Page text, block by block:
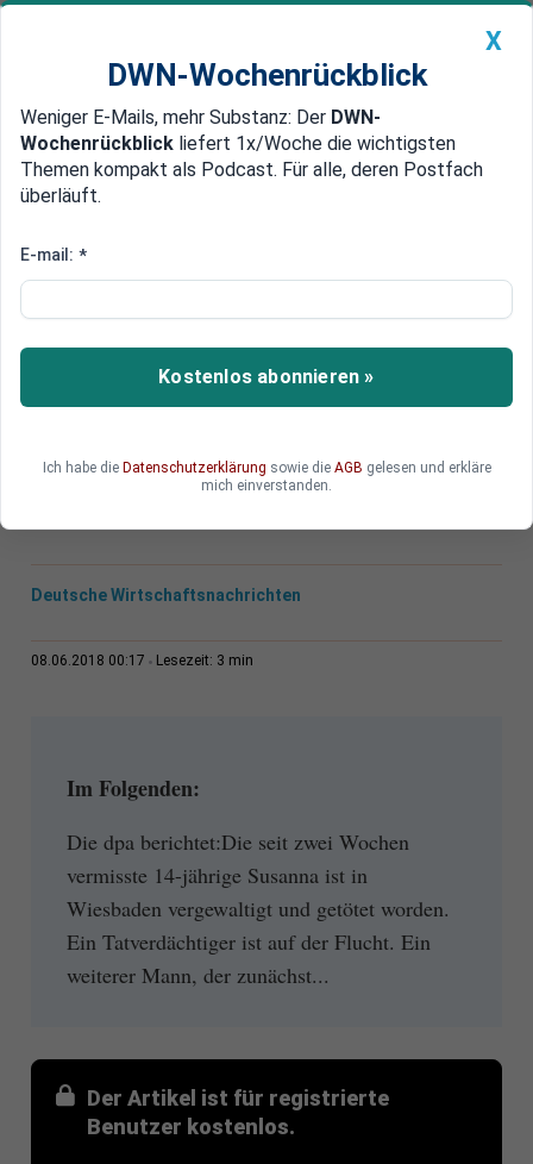
Newsticker MEIN DWN: Geldanlage Premium
Edelmetalle DWN-Magazin China
Mord in Wiesbaden
14-jährige Susanna vergewaltigt
und getötet, Verdächtiger
flüchtig
Die vermisste Susanna ist tot. Sie wurde
Ein Verdächtiger ist in seine irakische Heimat
Deutsche Wirtschaftsnachrichten
08.06.2018 00:17 Lesezeit: 3 min
Im Folgenden:
Die dpa berichtet:Die seit zwei Wochen
vermisste 14-jährige Susanna ist in
Wiesbaden vergewaltigt und getötet worden.
Ein Tatverdächtiger ist auf der Flucht. Ein
weiterer Mann, der zunächst...
Der Artikel ist für registrierte
Benutzer kostenlos.
X
DWN-Wochenrückblick
Weniger E-Mails, mehr Substanz: Der DWN-
Wochenrückblick liefert 1x/Woche die wichtigsten
Themen kompakt als Podcast. Für alle, deren Postfach
überläuft.
E-mail: *
Kostenlos abonnieren »
Ich habe die Datenschutzerklärung sowie die AGB gelesen und erkläre
mich einverstanden.